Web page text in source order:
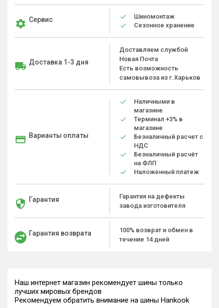
Сервис
Шиномонтаж
Сезонное хранение
Доставка 1-3 дня
Доставляем службой
Новая Почта
Есть возможность
самовывоза из г.Харьков
Варианты оплаты
Наличными в
магазине
Терминал +3% в
магазине
Безналичный расчет с
НДС
Безналичный расчёт
на ФЛП
Наложенный платеж
Гарантия
Гарантия на дефекты
завода изготовителя
Гарантия возврата
100% возврат и обмен в
течение 14 дней
Наш интернет магазин рекомендует шины только
лучших мировых брендов
Рекомендуем обратить внимание на шины Hankook